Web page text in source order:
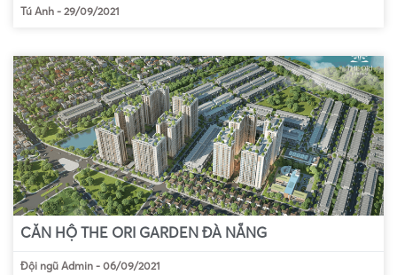
Tú Anh - 29/09/2021
CĂN HỘ THE ORI GARDEN ĐÀ NẴNG
Đội ngũ Admin - 06/09/2021